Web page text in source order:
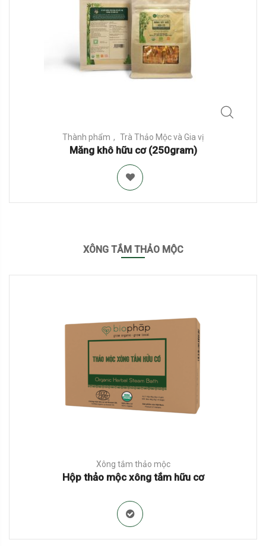
Thành phẩm Trà Thảo Mộc và Gia vị
Măng khô hữu cơ (250gram)
XÔNG TẮM THẢO MỘC
Xông tắm thảo mộc
Hộp thảo mộc xông tắm hữu cơ